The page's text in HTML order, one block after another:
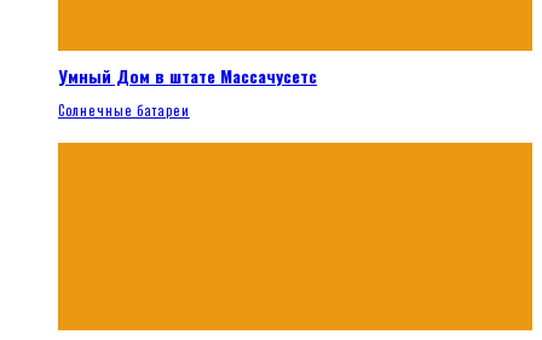
Умный Дом в штате Массачусетс
Солнечные батареи